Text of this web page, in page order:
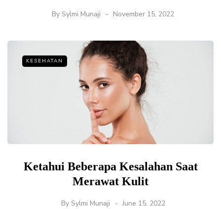
By Sylmi Munaji November 15, 2022
KESEHATAN
Ketahui Beberapa Kesalahan Saat
Merawat Kulit
By Sylmi Munaji June 15, 2022